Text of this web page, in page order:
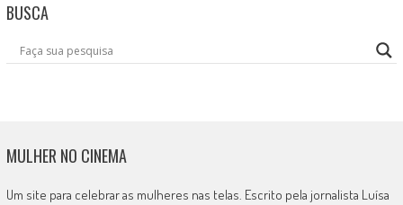
BUSCA
MULHER NO CINEMA
Um site para celebrar as mulheres nas telas. Escrito pela jornalista Luísa